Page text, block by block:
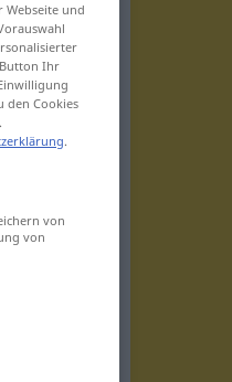
und
Ihr
den Cookies
.
von
von